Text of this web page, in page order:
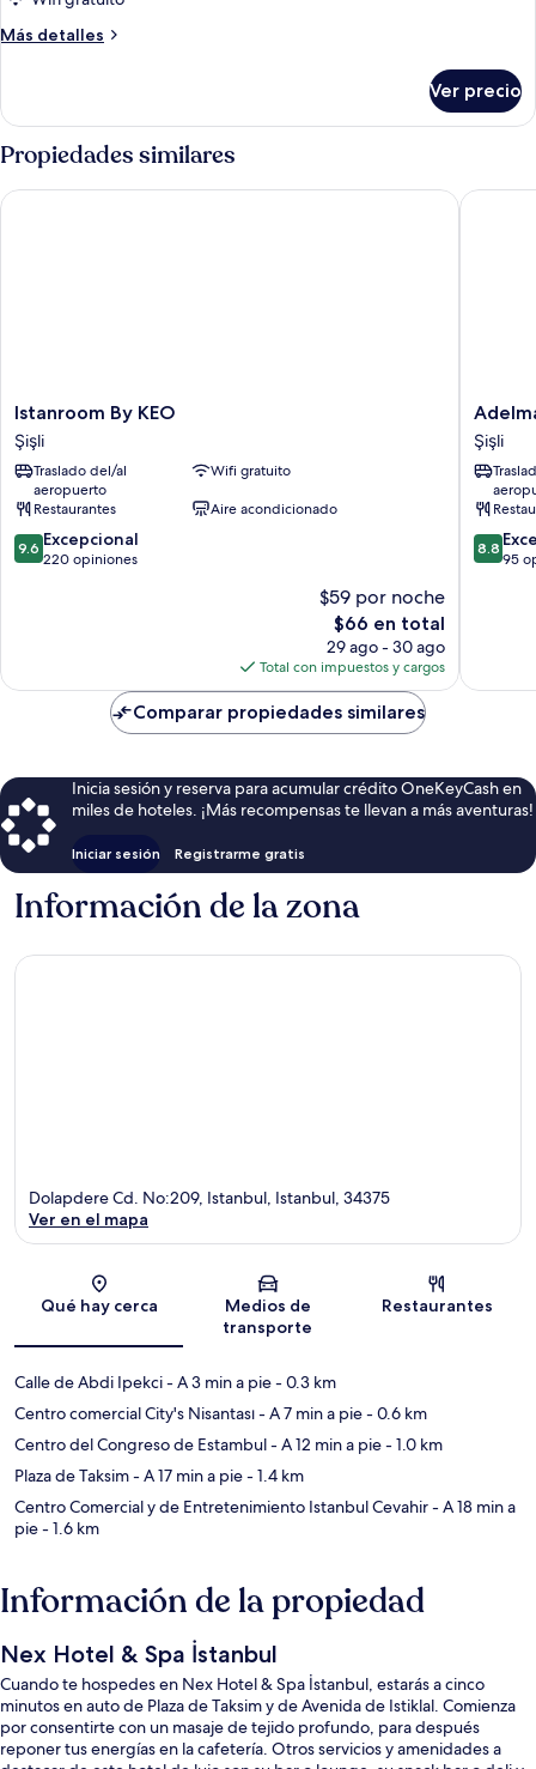
Más detalles
Más
triple
Ver precio
Propiedades similares
Istanroom
By
KEO
Şişli
Istanroom By KEO
Şişli
Traslado del/al
aeropuerto
Wifi gratuito
Restaurantes
Aire acondicionado
9.6
de
9.6 Excepcional
220 opiniones
$59 por noche
El
precio
actual
es
de
$66
$66 en total
29 ago - 30 ago
Total con impuestos y cargos
Istanroom By KEO
Adelmar
Hotel
İstanbul
Sisli
Şişli
Şişli
8.8
de
8.8
95
Comparar propiedades similares
Inicia sesión y reserva para acumular crédito OneKeyCash en
miles de hoteles. ¡Más recompensas te llevan a más aventuras!
Iniciar sesión Registrarme gratis
Información de la zona
Sección del mapa
Dolapdere Cd. No:209, Istanbul, Istanbul, 34375
Ver en el mapa
Qué hay cerca
Medios de
transporte
Restaurantes
Calle de Abdi Ipekci- A 3 min a pie- 0.3 km
Centro comercial City's Nisantası- A 7 min a pie- 0.6 km
Centro del Congreso de Estambul- A 12 min a pie- 1.0 km
Plaza de Taksim- A 17 min a pie- 1.4 km
Centro Comercial y de Entretenimiento Istanbul Cevahir- A 18 min a
pie- 1.6 km
Información de la propiedad
Nex Hotel & Spa İstanbul
Cuando te hospedes en Nex Hotel & Spa İstanbul, estarás a cinco
minutos en auto de Plaza de Taksim y de Avenida de Istiklal. Comienza
por consentirte con un masaje de tejido profundo, para después
reponer tus energías en la cafetería. Otros servicios y amenidades a